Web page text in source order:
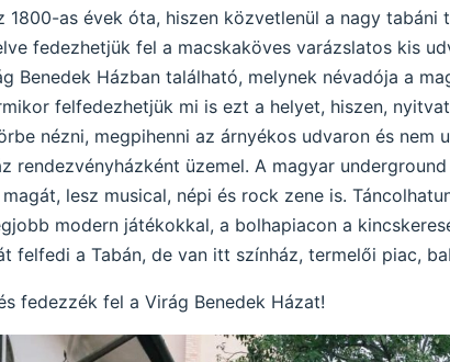
1800-as évek óta, hiszen közvetlenül a nagy
fedezhetjük fel a macskaköves varázslatos kis
Benedek Házban található, melynek névadója a
felfedezhetjük mi is ezt a helyet, hiszen,
nézni, megpihenni az árnyékos udvaron és
rendezvényházként üzemel. A magyar
lesz musical, népi és rock zene is.
modern játékokkal, a bolhapiacon a
felfedi a Tabán, de van itt színház, termelői piac,
fedezzék fel a Virág Benedek Házat!